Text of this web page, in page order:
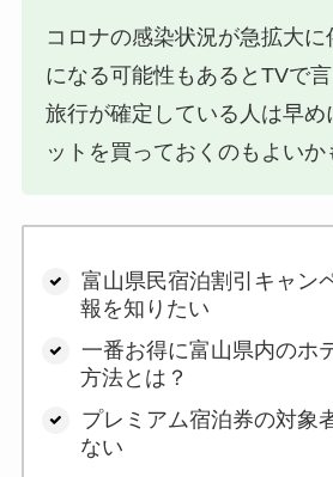
コロナの感染状況が急拡大に
になる可能性もあるとTVで言
旅行が確定している人は早め
ットを買っておくのもよいか
富山県民宿泊割引キャン
報を知りたい
一番お得に富山県内のホ
方法とは？
プレミアム宿泊券の対象
ない